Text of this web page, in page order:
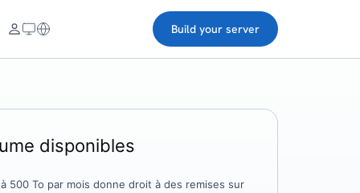
Build your server
disponibles
500 To par mois donne droit à des remises sur